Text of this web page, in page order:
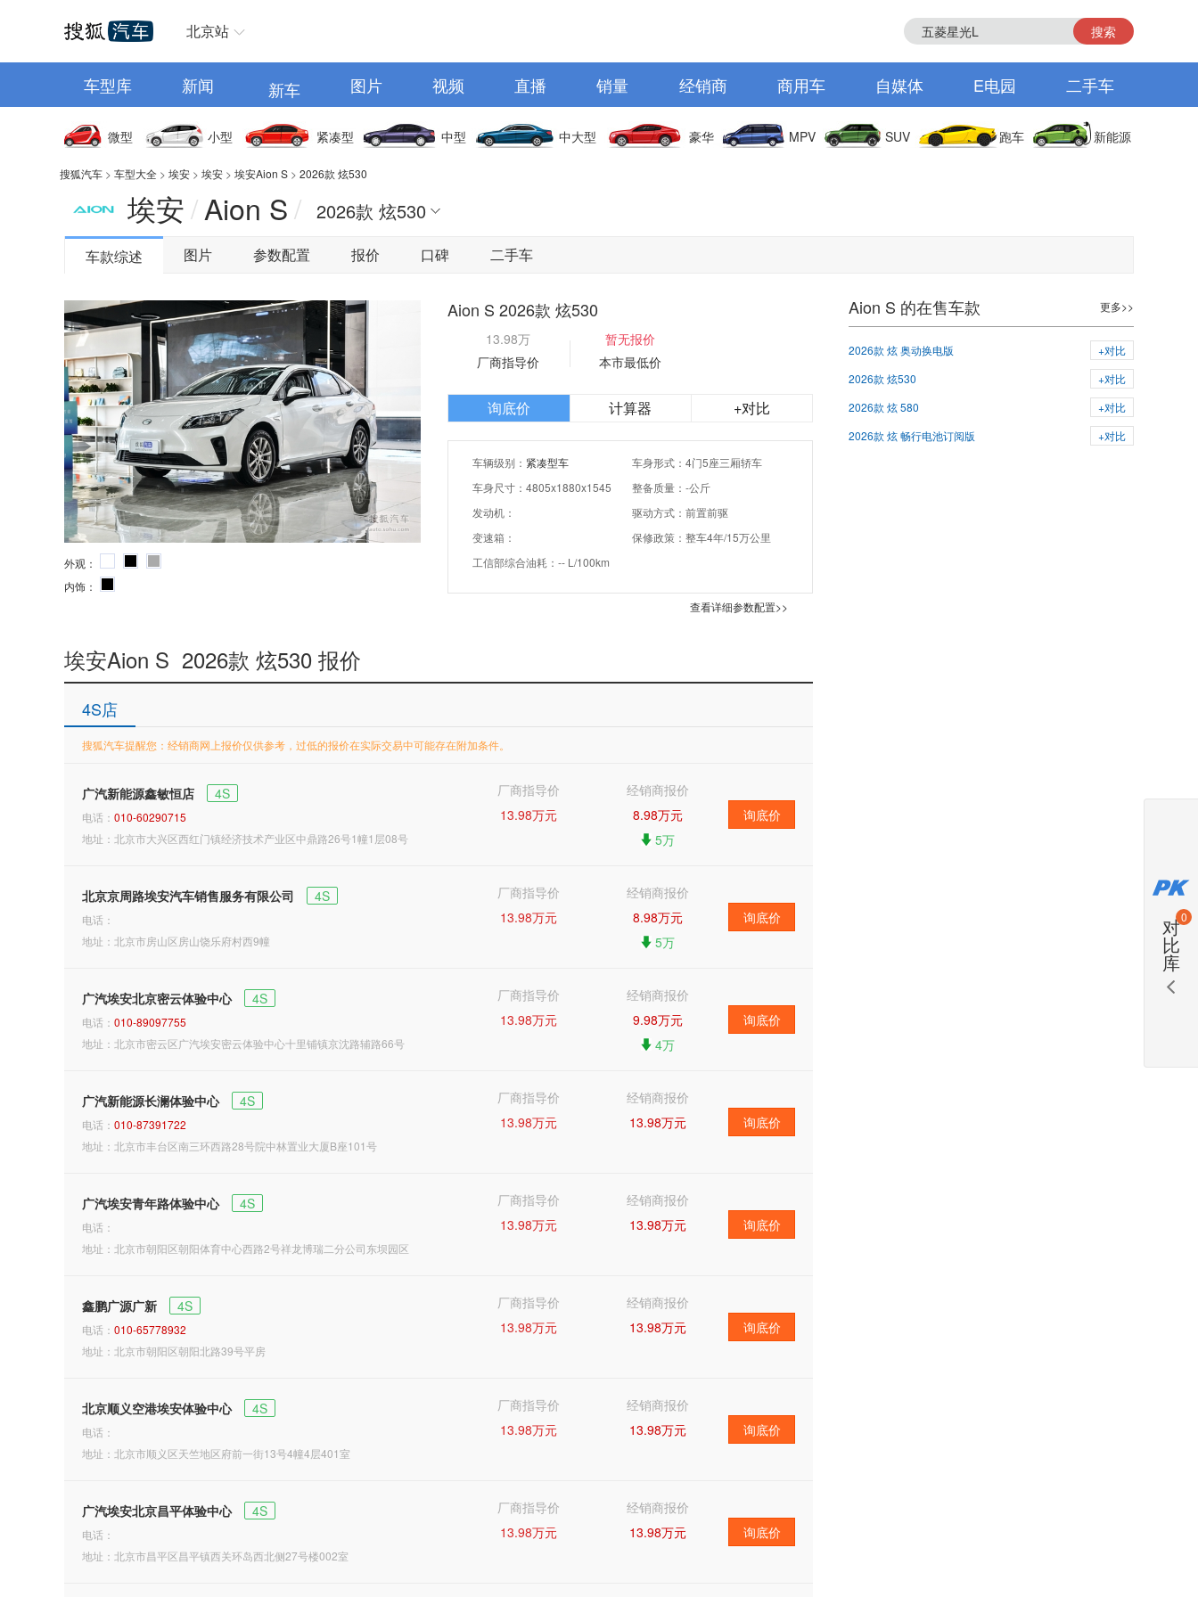
北京站 搜索
车型库 新闻 新车 图片 视频 直播 销量 经销商 商用车 自媒体 E电园 二手车
微型 小型 紧凑型 中型 中大型 豪华 MPV SUV 跑车 新能源
搜狐汽车 > 车型大全 > 埃安 > 埃安 > 埃安Aion S > 2026款 炫530
埃安/Aion S/ 2026款 炫530
车款综述 图片 参数配置 报价 口碑 二手车
外观：
内饰：
Aion S 2026款 炫530
13.98万
厂商指导价
暂无报价
本市最低价
询底价 计算器 +对比
车辆级别： 紧凑型车
车身形式：4门5座三厢轿车
车身尺寸：4805x1880x1545
整备质量：-公斤
发动机：
驱动方式：前置前驱
变速箱：
保修政策：整车4年/15万公里
工信部综合油耗：-- L/100km
查看详细参数配置>>
埃安Aion S 2026款 炫530 报价
4S店
搜狐汽车提醒您：经销商网上报价仅供参考，过低的报价在实际交易中可能存在附加条件。
广汽新能源鑫敏恒店 4S
电话： 010-60290715
地址：北京市大兴区西红门镇经济技术产业区中鼎路26号1幢1层08号
厂商指导价
13.98万元
经销商报价
8.98万元
5万
询底价
北京京周路埃安汽车销售服务有限公司 4S
电话：
地址：北京市房山区房山饶乐府村西9幢
厂商指导价
13.98万元
经销商报价
8.98万元
5万
询底价
广汽埃安北京密云体验中心 4S
电话： 010-89097755
地址：北京市密云区广汽埃安密云体验中心十里铺镇京沈路辅路66号
厂商指导价
13.98万元
经销商报价
9.98万元
4万
询底价
广汽新能源长澜体验中心 4S
电话： 010-87391722
地址：北京市丰台区南三环西路28号院中林置业大厦B座101号
厂商指导价
13.98万元
经销商报价
13.98万元
询底价
广汽埃安青年路体验中心 4S
电话：
地址：北京市朝阳区朝阳体育中心西路2号祥龙博瑞二分公司东坝园区
厂商指导价
13.98万元
经销商报价
13.98万元
询底价
鑫鹏广源广新 4S
电话： 010-65778932
地址：北京市朝阳区朝阳北路39号平房
厂商指导价
13.98万元
经销商报价
13.98万元
询底价
北京顺义空港埃安体验中心 4S
电话：
地址：北京市顺义区天竺地区府前一街13号4幢4层401室
厂商指导价
13.98万元
经销商报价
13.98万元
询底价
广汽埃安北京昌平体验中心 4S
电话：
地址：北京市昌平区昌平镇西关环岛西北侧27号楼002室
厂商指导价
13.98万元
经销商报价
13.98万元
询底价
更多>>
Aion S 的在售车款
+对比
2026款 炫 奥动换电版
+对比
2026款 炫530
+对比
2026款 炫 580
+对比
2026款 炫 畅行电池订阅版
对
比
库
0